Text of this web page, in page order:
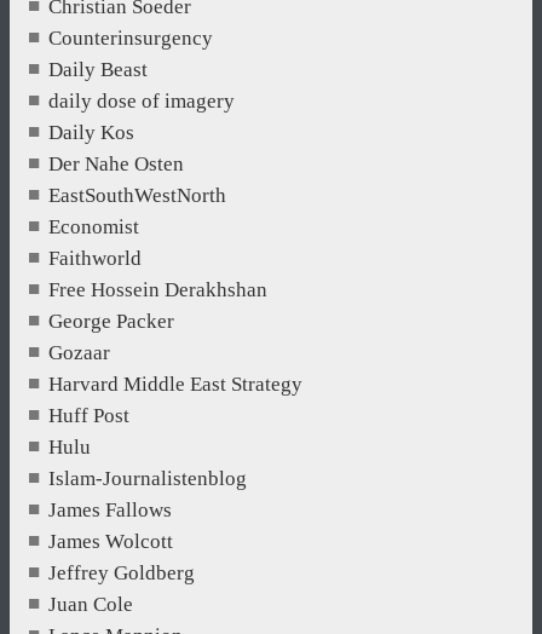
Christian Soeder
Counterinsurgency
Daily Beast
daily dose of imagery
Daily Kos
Der Nahe Osten
EastSouthWestNorth
Economist
Faithworld
Free Hossein Derakhshan
George Packer
Gozaar
Harvard Middle East Strategy
Huff Post
Hulu
Islam-Journalistenblog
James Fallows
James Wolcott
Jeffrey Goldberg
Juan Cole